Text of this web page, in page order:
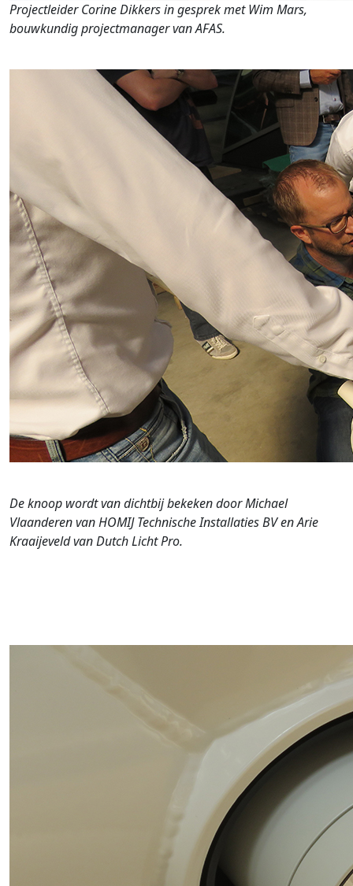
Projectleider Corine Dikkers in gesprek met Wim Mars,
bouwkundig projectmanager van AFAS.
De knoop wordt van dichtbij bekeken door Michael
Vlaanderen van HOMIJ Technische Installaties BV en Arie
Kraaijeveld van Dutch Licht Pro.